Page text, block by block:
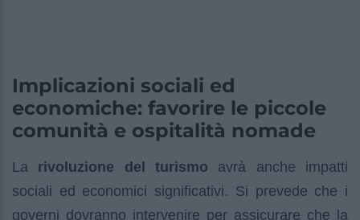
Implicazioni sociali ed
economiche: favorire le piccole
comunità e ospitalità nomade
La rivoluzione del turismo avrà anche impatti
sociali ed economici significativi. Si prevede che i
governi dovranno intervenire per assicurare che la